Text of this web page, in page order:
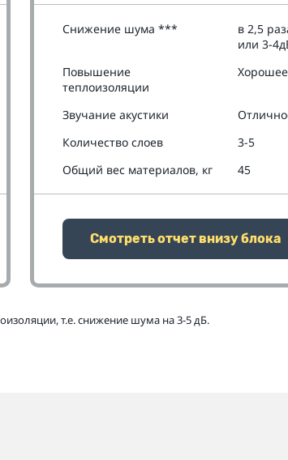
Снижение шума ***
в 2,5
или 3-
Повышение
теплоизоляции
Хорошее
Звучание акустики
Количество слоев
3-5
Общий вес материалов, кг
45
Смотреть отчет внизу блока
т.е. снижение шума на 3-5 дБ.